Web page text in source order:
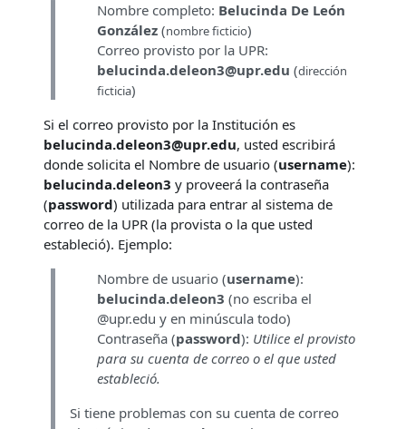
Nombre completo: Belucinda De León
González (nombre ficticio)
Correo provisto por la UPR:
belucinda.deleon3@upr.edu (dirección
ficticia)
Si el correo provisto por la Institución es
belucinda.deleon3@upr.edu, usted escribirá
donde solicita el Nombre de usuario (username):
belucinda.deleon3 y proveerá la contraseña
(password) utilizada para entrar al sistema de
correo de la UPR (la provista o la que usted
estableció). Ejemplo:
Nombre de usuario (username):
belucinda.deleon3 (no escriba el
@upr.edu y en minúscula todo)
Contraseña (password): Utilice el provisto
para su cuenta de correo o el que usted
estableció.
Si tiene problemas con su cuenta de correo